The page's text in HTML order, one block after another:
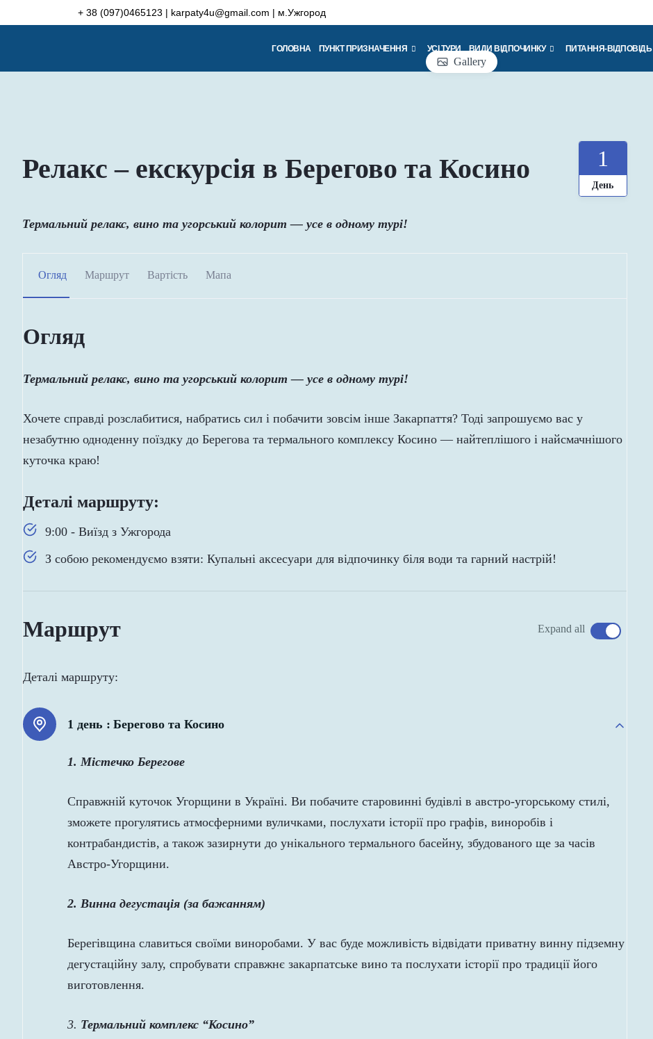
+ 38 (097)0465123 | karpaty4u@gmail.com | м.Ужгород
ГОЛОВНА ПУНКТ ПРИЗНАЧЕННЯ УСІ ТУРИ ВИДИ ВІДПОЧИНКУ ПИТАННЯ-ВІДПОВІДЬ
Gallery
Релакс – екскурсія в Берегово та Косино 1
День
Термальний релакс, вино та угорський колорит — усе в одному турі!
Огляд Маршрут Вартість Мапа
Огляд
Термальний релакс, вино та угорський колорит — усе в одному турі!
Хочете справді розслабитися, набратись сил і побачити зовсім інше Закарпаття? Тоді запрошуємо вас у
незабутню одноденну поїздку до Берегова та термального комплексу Косино — найтеплішого і найсмачнішого
куточка краю!
Деталі маршруту:
9:00 - Виїзд з Ужгорода
З собою рекомендуємо взяти: Купальні аксесуари для відпочинку біля води та гарний настрій!
Маршрут Expand all
Деталі маршруту:
1 день : Берегово та Косино
1. Містечко Берегове
Справжній куточок Угорщини в Україні. Ви побачите старовинні будівлі в австро-угорському стилі,
зможете прогулятись атмосферними вуличками, послухати історії про графів, виноробів і
контрабандистів, а також зазирнути до унікального термального басейну, збудованого ще за часів
Австро-Угорщини.
2. Винна дегустація (за бажанням)
Берегівщина славиться своїми виноробами. У вас буде можливість відвідати приватну винну підземну
дегустаційну залу, спробувати справжнє закарпатське вино та послухати історії про традиції його
виготовлення.
3. Термальний комплекс “Косино”